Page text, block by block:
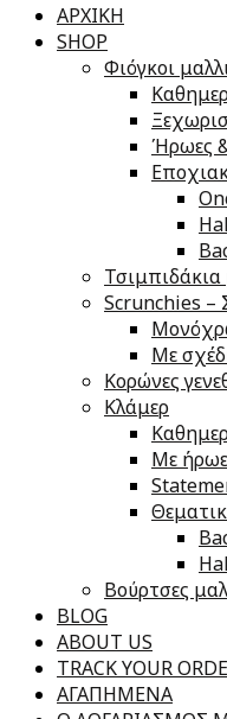
ΑΡΧΙΚΗ
SHOP
Φιόγκοι
Ήρωες
Scrunchies –
Με
Κορώνες
Κλάμερ
Με
Βούρτσες
BLOG
ABOUT US
TRACK YOUR
ΑΓΑΠΗΜΕΝΑ